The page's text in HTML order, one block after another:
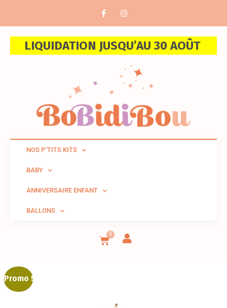
LIQUIDATION JUSQU’AU 30 AOÛT
NOS P’TITS KITS
BABY
ANNIVERSAIRE ENFANT
BALLONS
0
Promo !